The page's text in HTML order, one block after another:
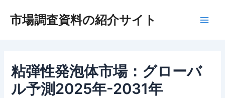
市場調査資料の紹介サイト
粘弾性発泡体市場：グローバ
ル予測2025年-2031年